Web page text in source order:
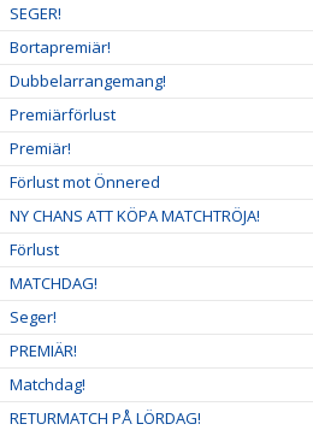
SEGER!
Bortapremiär!
Dubbelarrangemang!
Premiärförlust
Premiär!
Förlust mot Önnered
NY CHANS ATT KÖPA MATCHTRÖJA!
Förlust
MATCHDAG!
Seger!
PREMIÄR!
Matchdag!
RETURMATCH PÅ LÖRDAG!